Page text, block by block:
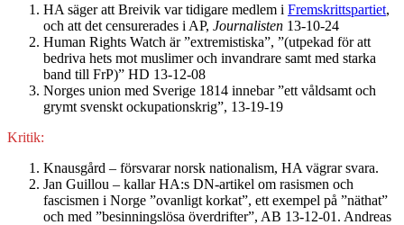
HA säger att Breivik var tidigare medlem i Fremskrittspartiet,
och att det censurerades i AP, Journalisten 13-10-24
Human Rights Watch är ”extremistiska”, ”(utpekad för att
bedriva hets mot muslimer och invandrare samt med starka
band till FrP)” HD 13-12-08
Norges union med Sverige 1814 innebar ”ett våldsamt och
grymt svenskt ockupationskrig”, 13-19-19
Kritik:
Knausgård – försvarar norsk nationalism, HA vägrar svara.
Jan Guillou – kallar HA:s DN-artikel om rasismen och
fascismen i Norge ”ovanligt korkat”, ett exempel på ”näthat”
och med ”besinningslösa överdrifter”, AB 13-12-01. Andreas